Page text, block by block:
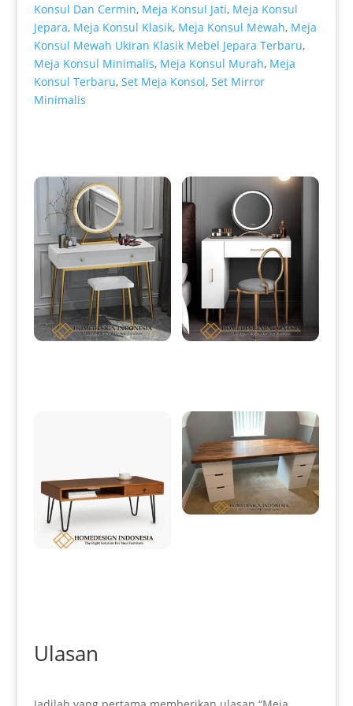
Konsul Dan Cermin, Meja Konsul Jati, Meja Konsul
Jepara, Meja Konsul Klasik, Meja Konsul Mewah, Meja
Konsul Mewah Ukiran Klasik Mebel Jepara Terbaru,
Meja Konsul Minimalis, Meja Konsul Murah, Meja
Konsul Terbaru, Set Meja Konsol, Set Mirror
Minimalis
Ulasan